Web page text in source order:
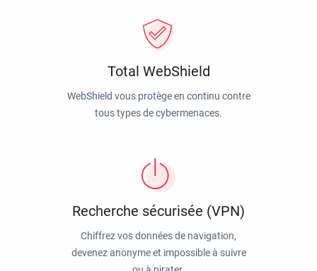
Total WebShield
WebShield vous protège en continu contre
tous types de cybermenaces.
Recherche sécurisée (VPN)
Chiffrez vos données de navigation,
devenez anonyme et impossible à suivre